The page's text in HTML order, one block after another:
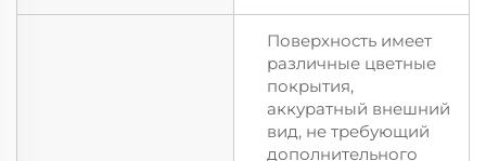
Поверхность имеет
различные цветные
покрытия,
аккуратный внешний
вид, не требующий
дополнительного